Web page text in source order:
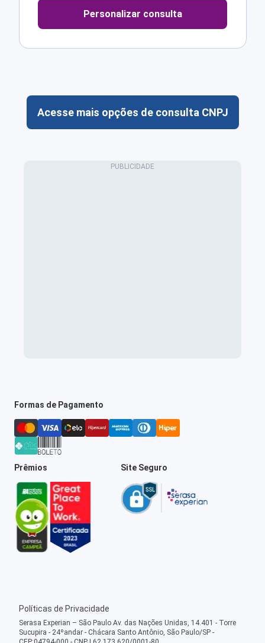
Personalizar consulta
Acesse mais opções de consulta CNPJ
Formas de Pagamento
Prêmios Site Seguro
Políticas de Privacidade
Serasa Experian – São Paulo Av. das Nações Unidas, 14.401 - Torre
Sucupira - 24ºandar - Chácara Santo Antônio, São Paulo/SP -